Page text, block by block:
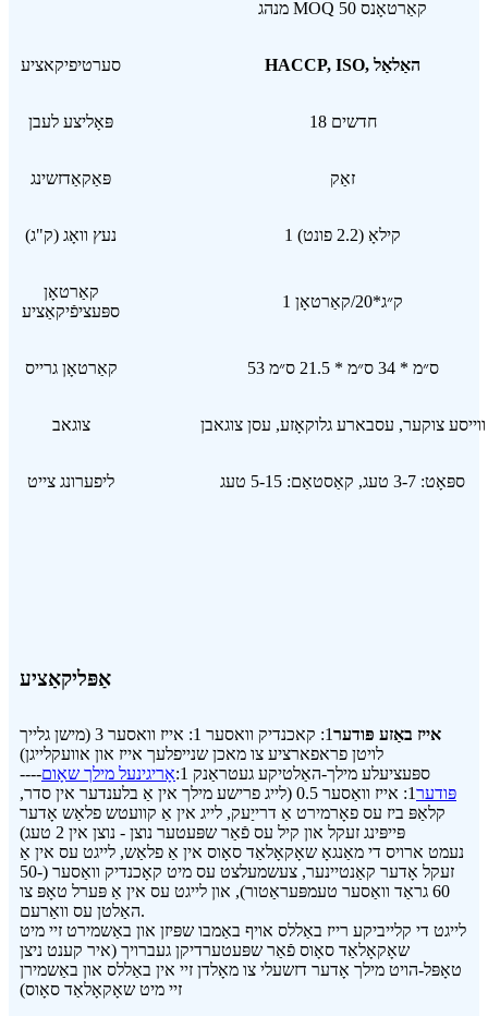
מנהג MOQ 50 קאַרטאָנס
סערטיפיקאציע HACCP, ISO, האַלאַל
פּאָליצע לעבן 18 חדשים
פּאַקאַדזשינג זאַק
נעץ וואָג (ק"ג) 1 קילאָ (2.2 פונט)
קאַרטאָן
ספּעציפֿיקאַציע
1 ק״ג*20/קאַרטאָן
קאַרטאָן גרייס 53 ס״מ * 34 ס״מ * 21.5 ס״מ
צוגאב ווייסע צוקער, עסבארע גלוקאָזע, עסן צוגאבן
ליפערונג צייט ספּאָט: 3-7 טעג, קאַסטאַם: 5-15 טעג
אַפּליקאַציע
אייז באַזע פּודער
1: קאכנדיק וואסער 1: אייז וואסער 3 (מישן גלייך
לויטן פראפארציע צו מאכן שנייפלעך אייז און אוועקלייגן)
----ספּעציעלע מילך-האַלטיקע געטראַנק 1:
אָריגינעל מילך שאָום
פּודער
1: אייז וואַסער 0.5 (לייג פרישע מילך אין אַ בלענדער אין סדר,
קלאַפּ ביז עס פאָרמירט אַ דרייַעק, לייג אין אַ קוועטש פלאַש אָדער
פּייפּינג זעקל און קיל עס פֿאַר שפּעטער נוצן - נוצן אין 2 טעג)
נעמט ארויס די מאַנגאָ שאָקאָלאַד סאָוס אין אַ פלאַש, לייגט עס אין אַ
זעקל אָדער קאַנטיינער, צעשמעלצט עס מיט קאָכנדיק וואַסער (50-
60 גראַד וואַסער טעמפּעראַטור), און לייגט עס אין אַ פּערל טאָפּ צו
האַלטן עס וואַרעם.
לייגט די קלייביקע רייז באַללס אויף באַמבו שפּיזן און באַשמירט זיי מיט
שאָקאָלאַד סאָוס פֿאַר שפּעטערדיקן געברויך (איר קענט ניצן
טאָפּל-הויט מילך אָדער דזשעלי צו מאָלדן זיי אין באַללס און באַשמירן
זיי מיט שאָקאָלאַד סאָוס)